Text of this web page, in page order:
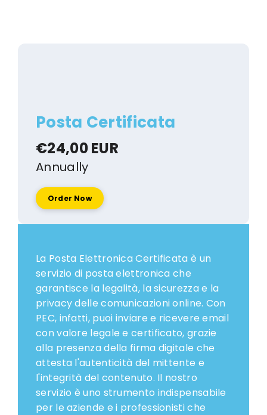
Posta Certificata
€24,00 EUR
Annually
Order Now
La Posta Elettronica Certificata è un
servizio di posta elettronica che
garantisce la legalità, la sicurezza e la
privacy delle comunicazioni online. Con
PEC, infatti, puoi inviare e ricevere email
con valore legale e certificato, grazie
alla presenza della firma digitale che
attesta l'autenticità del mittente e
l'integrità del contenuto. Il nostro
servizio è uno strumento indispensabile
per le aziende e i professionisti che